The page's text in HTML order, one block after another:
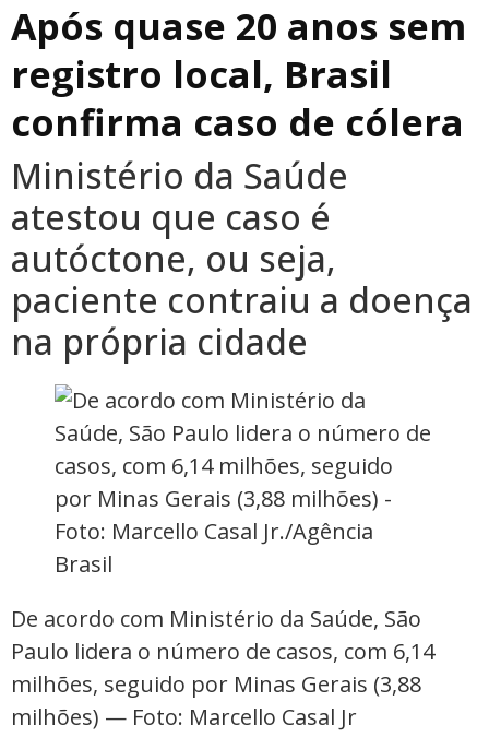
Após quase 20 anos sem
registro local, Brasil
confirma caso de cólera
Ministério da Saúde
atestou que caso é
autóctone, ou seja,
paciente contraiu a doença
na própria cidade
De acordo com Ministério da Saúde, São
Paulo lidera o número de casos, com 6,14
milhões, seguido por Minas Gerais (3,88
milhões) — Foto: Marcello Casal Jr